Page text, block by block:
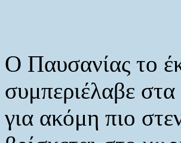
Ο Παυσανίας το
συμπεριέλαβε
για ακόμη πιο